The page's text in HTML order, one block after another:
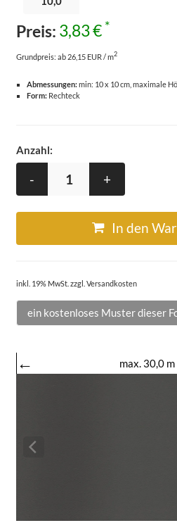
Preis: 3,83 € *
Grundpreis: ab 26,15 EUR / m2
Abmessungen:min: 10 x 10 cm, maximale
Form:Rechteck
Anzahl:
- +
In den
inkl. 19% MwSt. zzgl. Versandkosten
ein kostenloses Muster dieser
← max. 30,0 m